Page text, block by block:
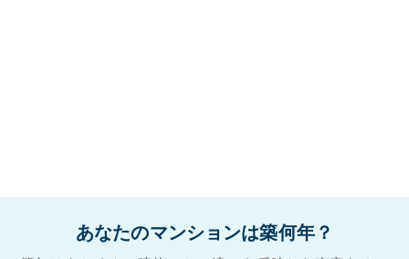
あなたのマンションは築何年？